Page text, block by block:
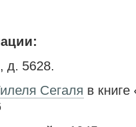
д. 5628.
Сегаля в